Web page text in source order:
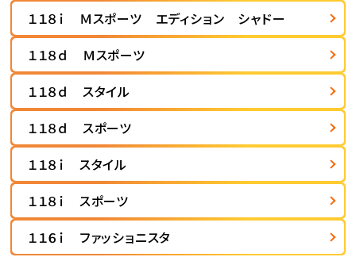
１１８ｉ Ｍスポーツ エディション シャドー
１１８ｄ Ｍスポーツ
１１８ｄ スタイル
１１８ｄ スポーツ
１１８ｉ スタイル
１１８ｉ スポーツ
１１６ｉ ファッショニスタ